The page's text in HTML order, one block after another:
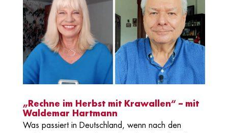
„Rechne im Herbst mit Krawallen“ – mit
Waldemar Hartmann
Was passiert in Deutschland, wenn nach den